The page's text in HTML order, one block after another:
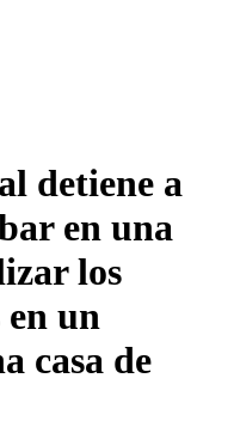
detiene a
en una
los
un
casa de